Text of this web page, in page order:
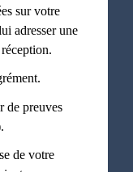
sur votre
adresser une
de preuves
de votre